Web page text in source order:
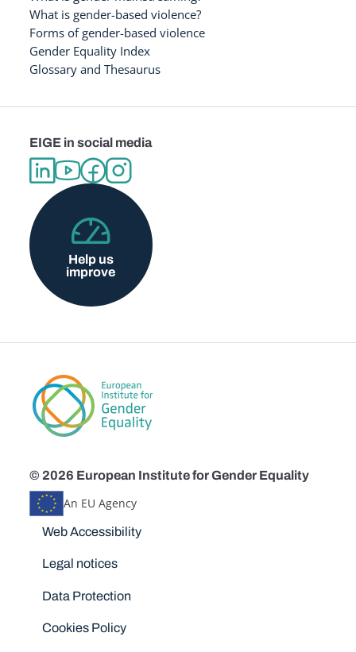
What is gender-based violence?
Forms of gender-based violence
Gender Equality Index
Glossary and Thesaurus
EIGE in social media
Help us
improve
© 2026 European Institute for Gender Equality
An EU Agency
Disclaimers
Web Accessibility
Legal notices
Data Protection
Cookies Policy